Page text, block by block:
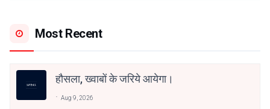
Most Recent
हौसला, ख्वाबों के जरिये आयेगा।
Aug 9, 2026